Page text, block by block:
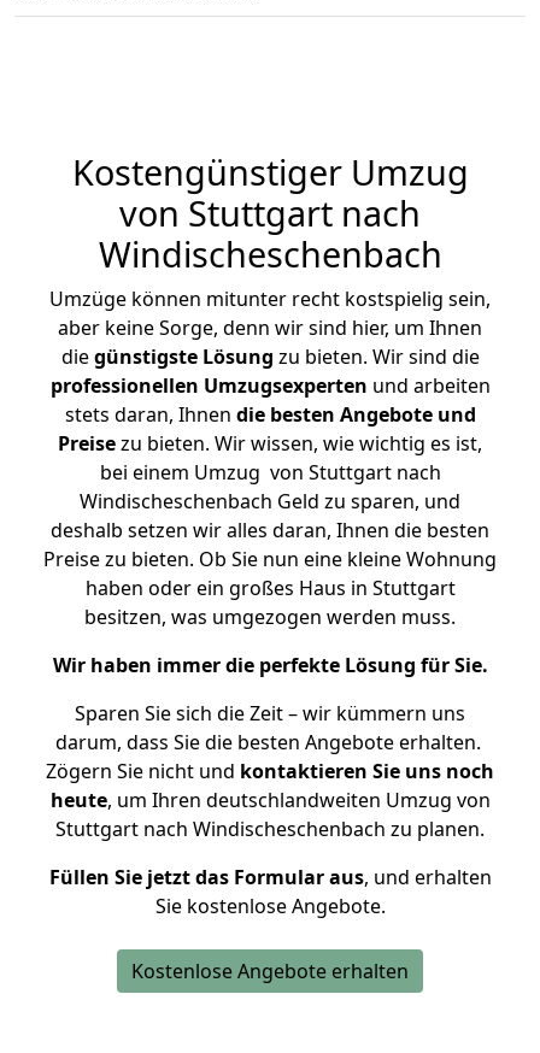
Kostengünstiger Umzug
von Stuttgart nach
Windischeschenbach
Umzüge können mitunter recht kostspielig sein,
aber keine Sorge, denn wir sind hier, um Ihnen
diegünstigste Lösung zu bieten. Wir sind die
professionellen Umzugsexperten und arbeiten
stets daran, Ihnen die besten Angebote und
Preisezu bieten. Wir wissen, wie wichtig es ist,
bei einem Umzug von Stuttgart nach
Windischeschenbach Geld zu sparen, und
deshalb setzen wir alles daran, Ihnen die besten
Preise zu bieten. Ob Sie nun eine kleine Wohnung
haben oder ein großes Haus in Stuttgart
besitzen, was umgezogen werden muss.
Wir haben immer die perfekte Lösung für Sie.
Sparen Sie sich die Zeit – wir kümmern uns
darum, dass Sie die besten Angebote erhalten.
Zögern Sie nicht und kontaktieren Sie uns noch
heute, um Ihren deutschlandweiten Umzug von
Stuttgart nach Windischeschenbach zu planen.
Füllen Sie jetzt das Formular aus, und erhalten
Sie kostenlose Angebote.
Kostenlose Angebote erhalten